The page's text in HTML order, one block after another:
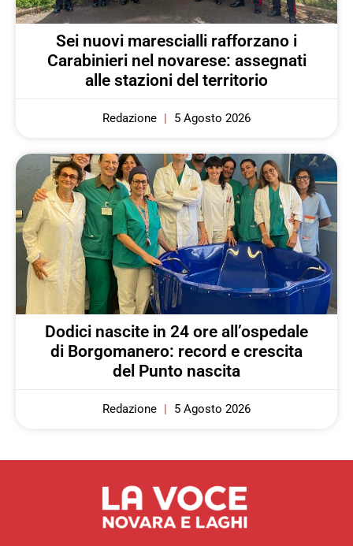
Sei nuovi marescialli rafforzano i
Carabinieri nel novarese: assegnati
alle stazioni del territorio
Redazione 5 Agosto 2026
Dodici nascite in 24 ore all’ospedale
di Borgomanero: record e crescita
del Punto nascita
Redazione 5 Agosto 2026